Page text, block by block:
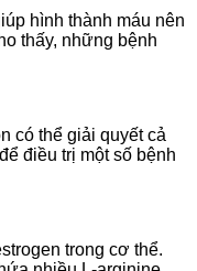
hình thành máu nên
thấy, những bệnh
có thể giải quyết cả
điều trị một số bệnh
trong cơ thể.